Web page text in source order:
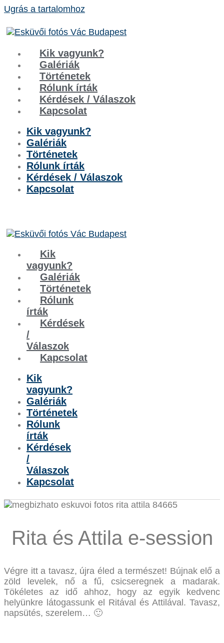
Ugrás a tartalomhoz
Kik vagyunk?
Galériák
Történetek
Rólunk írták
Kérdések / Válaszok
Kapcsolat
Kik vagyunk?
Galériák
Történetek
Rólunk írták
Kérdések / Válaszok
Kapcsolat
Kik
vagyunk?
Galériák
Történetek
Rólunk
írták
Kérdések
/
Válaszok
Kapcsolat
Kik
vagyunk?
Galériák
Történetek
Rólunk
írták
Kérdések
/
Válaszok
Kapcsolat
Rita és Attila e-session
Végre itt a tavasz, újra éled a természet! Bújnak elő a
zöld levelek, nő a fű, csicseregnek a madarak.
Tökéletes az idő ahhoz, hogy az egyik kedvenc
helyünkre látogassunk el Ritával és Attilával. Tavasz,
napsütés, szerelem… 🙂